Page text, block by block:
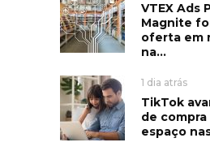
VTEX Ads
Magnite
oferta em
na...
1 dia atrás
TikTok
de
espaço